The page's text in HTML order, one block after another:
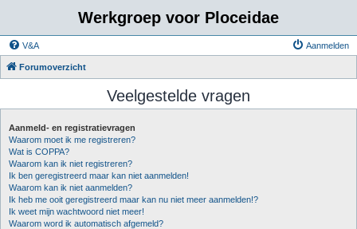
Werkgroep voor Ploceidae
V&A Aanmelden
Forumoverzicht
Veelgestelde vragen
Aanmeld- en registratievragen
Waarom moet ik me registreren?
Wat is COPPA?
Waarom kan ik niet registreren?
Ik ben geregistreerd maar kan niet aanmelden!
Waarom kan ik niet aanmelden?
Ik heb me ooit geregistreerd maar kan nu niet meer aanmelden!?
Ik weet mijn wachtwoord niet meer!
Waarom word ik automatisch afgemeld?